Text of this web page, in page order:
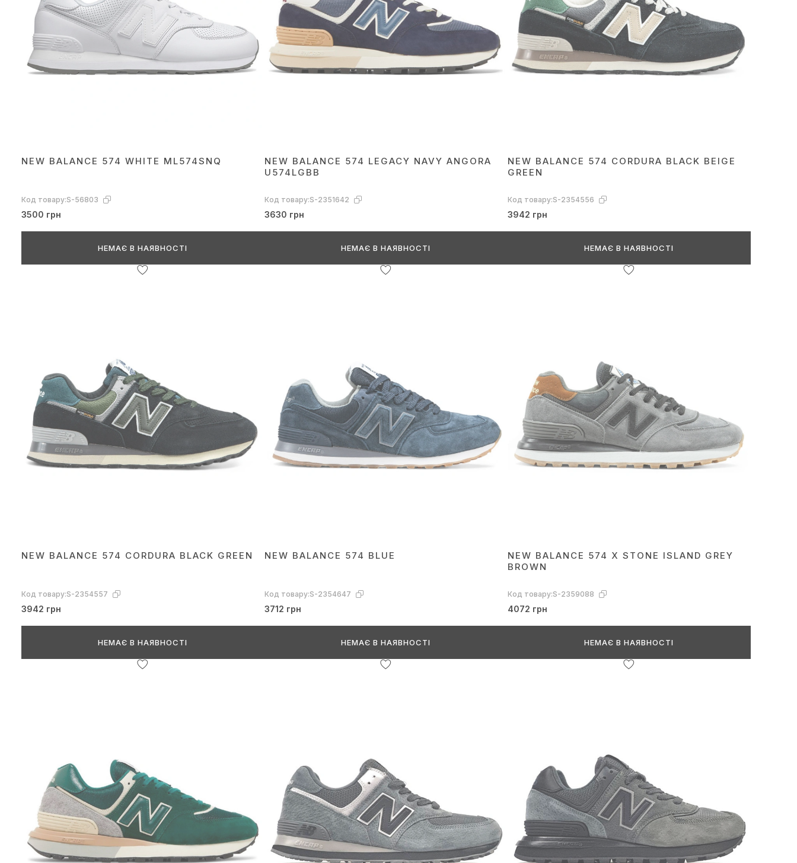
NEW BALANCE 574 WHITE ML574SNQ
Код товару:S-56803
3500 грн
НЕМАЄ В НАЯВНОСТІ
NEW BALANCE 574 LEGACY NAVY ANGORA
U574LGBB
Код товару:S-2351642
3630 грн
НЕМАЄ В НАЯВНОСТІ
NEW BALANCE 574 CORDURA BLACK BEIGE
GREEN
Код товару:S-2354556
3942 грн
НЕМАЄ В НАЯВНОСТІ
NEW BALANCE 574 CORDURA BLACK GREEN
Код товару:S-2354557
3942 грн
НЕМАЄ В НАЯВНОСТІ
NEW BALANCE 574 BLUE
Код товару:S-2354647
3712 грн
НЕМАЄ В НАЯВНОСТІ
NEW BALANCE 574 X STONE ISLAND GREY
BROWN
Код товару:S-2359088
4072 грн
НЕМАЄ В НАЯВНОСТІ